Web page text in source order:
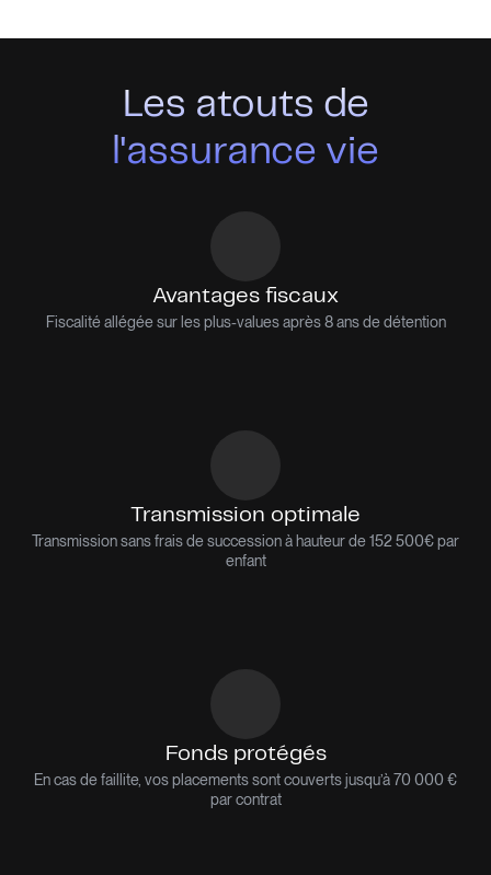
Les atouts de
l'assurance vie
Avantages fiscaux
Fiscalité allégée sur les plus-values après 8 ans de détention
Transmission optimale
Transmission sans frais de succession à hauteur de 152 500€ par
enfant
Fonds protégés
En cas de faillite, vos placements sont couverts jusqu’à 70 000 €
par contrat